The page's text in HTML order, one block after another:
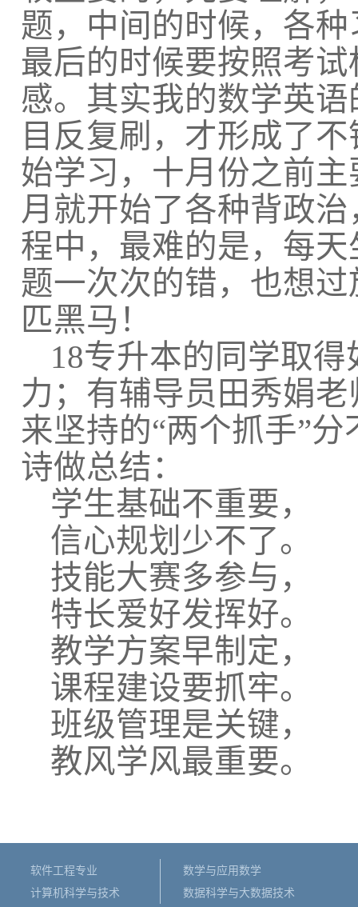
题，中间的时候，各
最后的时候要按照考
感。其实我的数学英
目反复刷，才形成了
始学习，十月份之前
月就开始了各种背政
程中，最难的是，每
题一次次的错，也想
匹黑马！
18专升本的同学取
力；有辅导员田秀娟
来坚持的“两个抓手”
诗做总结：
学生基础不重要，
信心规划少不了。
技能大赛多参与，
特长爱好发挥好。
教学方案早制定，
课程建设要抓牢。
班级管理是关键，
教风学风最重要。
软件工程专业
计算机科学与技术
数学与应用数学
数据科学与大数据技术